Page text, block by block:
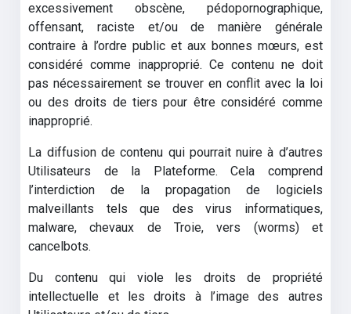
excessivement obscène, pédopornographique,
offensant, raciste et/ou de manière générale
contraire à l’ordre public et aux bonnes mœurs, est
considéré comme inapproprié. Ce contenu ne doit
pas nécessairement se trouver en conflit avec la loi
ou des droits de tiers pour être considéré comme
inapproprié.
La diffusion de contenu qui pourrait nuire à d’autres
Utilisateurs de la Plateforme. Cela comprend
l’interdiction de la propagation de logiciels
malveillants tels que des virus informatiques,
malware, chevaux de Troie, vers (worms) et
cancelbots.
Du contenu qui viole les droits de propriété
intellectuelle et les droits à l’image des autres